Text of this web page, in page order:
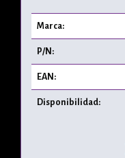
Marca:
P/N:
EAN:
Disponibilidad: